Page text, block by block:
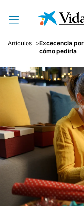
Artículos
Excedencia
cómo pedirla